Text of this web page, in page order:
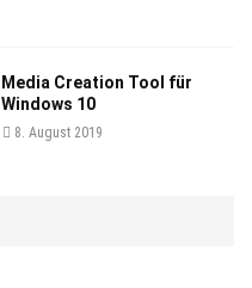
Media Creation Tool für
Windows 10
8. August 2019